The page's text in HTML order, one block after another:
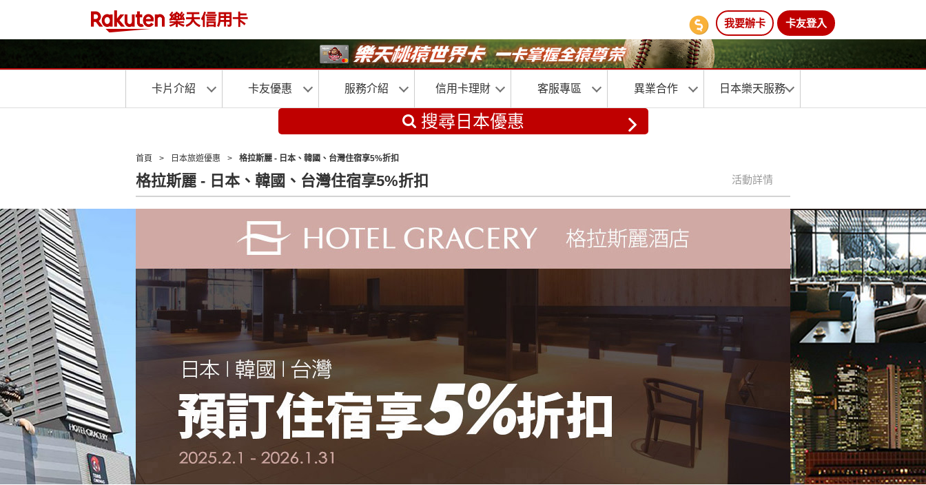
卡友登入
我要辦卡
卡片介紹 卡友優惠 服務介紹 信用卡理財 客服專區 異業合作 日本樂天服務
搜尋日本優惠
首頁 > 日本旅遊優惠 > 格拉斯麗 - 日本、韓國、台灣住宿享5%折扣
格拉斯麗 - 日本、韓國、台灣住宿享5%折扣 活動詳情